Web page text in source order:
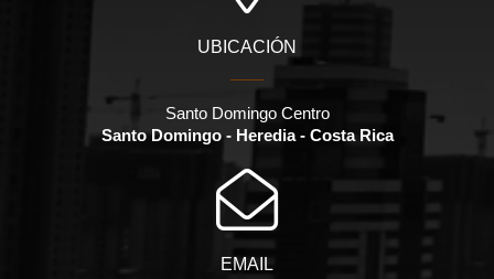
UBICACIÓN
Santo Domingo Centro
Santo Domingo - Heredia - Costa Rica
EMAIL